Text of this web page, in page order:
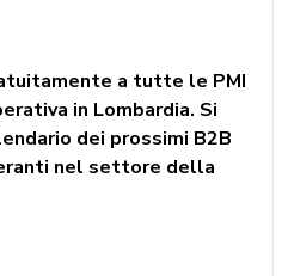
a tutte le PMI
in Lombardia. Si
dei prossimi B2B
nel settore della